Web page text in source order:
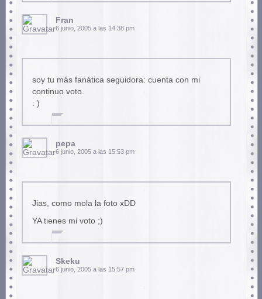
Fran
6 junio, 2005 a las 14:38 pm
soy tu más fanática seguidora: cuenta con mi
continuo voto.
: )
pepa
6 junio, 2005 a las 15:53 pm
Jias, como mola la foto xDD
YA tienes mi voto ;)
Skeku
6 junio, 2005 a las 15:57 pm